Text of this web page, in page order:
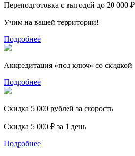
Переподготовка с выгодой до 20 000 ₽
Учим на вашей территории!
Подробнее
Аккредитация «под ключ» со скидкой
Подробнее
Скидка 5 000 рублей за скорость
Скидка 5 000 ₽ за 1 день
Подробнее